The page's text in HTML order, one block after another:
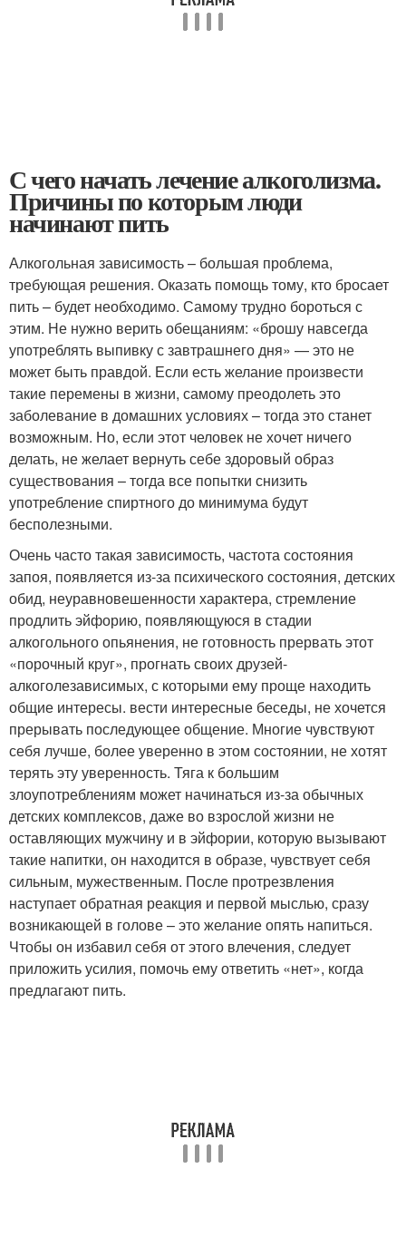
С чего начать лечение алкоголизма.
Причины по которым люди
начинают пить
Алкогольная зависимость – большая проблема,
требующая решения. Оказать помощь тому, кто бросает
пить – будет необходимо. Самому трудно бороться с
этим. Не нужно верить обещаниям: «брошу навсегда
употреблять выпивку с завтрашнего дня» — это не
может быть правдой. Если есть желание произвести
такие перемены в жизни, самому преодолеть это
заболевание в домашних условиях – тогда это станет
возможным. Но, если этот человек не хочет ничего
делать, не желает вернуть себе здоровый образ
существования – тогда все попытки снизить
употребление спиртного до минимума будут
бесполезными.
Очень часто такая зависимость, частота состояния
запоя, появляется из-за психического состояния, детских
обид, неуравновешенности характера, стремление
продлить эйфорию, появляющуюся в стадии
алкогольного опьянения, не готовность прервать этот
«порочный круг», прогнать своих друзей-
алкоголезависимых, с которыми ему проще находить
общие интересы. вести интересные беседы, не хочется
прерывать последующее общение. Многие чувствуют
себя лучше, более уверенно в этом состоянии, не хотят
терять эту уверенность. Тяга к большим
злоупотреблениям может начинаться из-за обычных
детских комплексов, даже во взрослой жизни не
оставляющих мужчину и в эйфории, которую вызывают
такие напитки, он находится в образе, чувствует себя
сильным, мужественным. После протрезвления
наступает обратная реакция и первой мыслью, сразу
возникающей в голове – это желание опять напиться.
Чтобы он избавил себя от этого влечения, следует
приложить усилия, помочь ему ответить «нет», когда
предлагают пить.